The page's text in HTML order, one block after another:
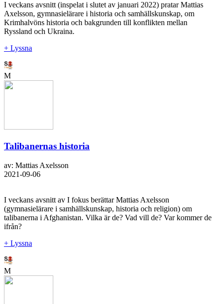
I veckans avsnitt (inspelat i slutet av januari 2022) pratar Mattias
Axelsson, gymnasielärare i historia och samhällskunskap, om
Krimhalvöns historia och bakgrunden till konflikten mellan
Ryssland och Ukraina.
+ Lyssna
M
Talibanernas historia
av: Mattias Axelsson
2021-09-06
I veckans avsnitt av I fokus berättar Mattias Axelsson
(gymnasielärare i samhällskunskap, historia och religion) om
talibanerna i Afghanistan. Vilka är de? Vad vill de? Var kommer de
ifrån?
+ Lyssna
M